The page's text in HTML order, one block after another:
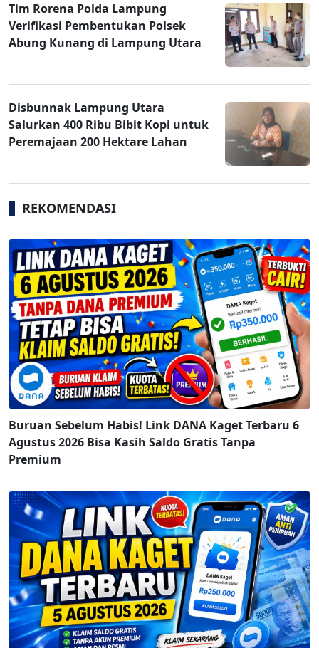
Tim Rorena Polda Lampung
Verifikasi Pembentukan Polsek
Abung Kunang di Lampung Utara
Disbunnak Lampung Utara
Salurkan 400 Ribu Bibit Kopi untuk
Peremajaan 200 Hektare Lahan
REKOMENDASI
Buruan Sebelum Habis! Link DANA Kaget Terbaru 6
Agustus 2026 Bisa Kasih Saldo Gratis Tanpa
Premium